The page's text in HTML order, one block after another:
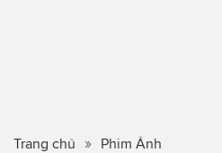
Trang chủ Phim Ảnh